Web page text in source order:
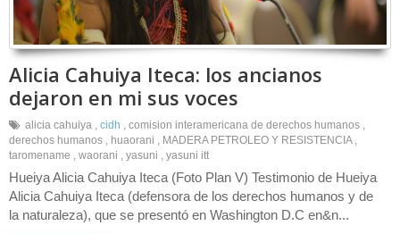
Alicia Cahuiya Iteca: los ancianos
dejaron en mi sus voces
alicia cahuiya , cidh , comision interamericana de derechos humanos ,
derechos humanos , huaorani , MADERA PETROLEO Y RESISTENCIA ,
taromename , waorani , yasuni , yasuni itt
Hueiya Alicia Cahuiya Iteca (Foto Plan V) Testimonio de Hueiya
Alicia Cahuiya Iteca (defensora de los derechos humanos y de
la naturaleza), que se presentó en Washington D.C en&n...